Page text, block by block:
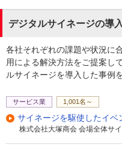
すね。
デジタルサイネージの導
各社それぞれの課題や状況に
用による解決方法をご提案し
ルサイネージを導入した事例
サービス業 1,001名～
サイネージを駆使したイベ
株式会社大塚商会 会場全体サ